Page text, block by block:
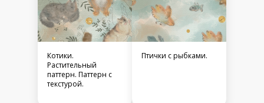
Котики.
Растительный
паттерн. Паттерн с
текстурой.
Птички с рыбками.